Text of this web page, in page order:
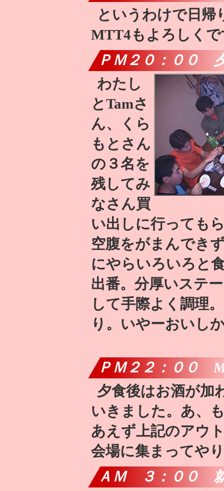
というわけで日帰
MTT4もよろしくで
ＰＭ２０：００
わたし
とTamさ
ん、くら
もとさん
の３名を
残してみ
なさん買
い出しに行っても
空腹をがまんでき
にやらいろいろと
出番。分厚いステ
して手際よく調理
り。いやーおいし
ＰＭ２２：００
夕食後はお酒が加
いきました。あ、
あえず上記のアウ
会場に集まってや
ＡＭ ３：００ 就